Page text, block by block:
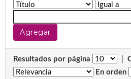
Resultados por página
En orden